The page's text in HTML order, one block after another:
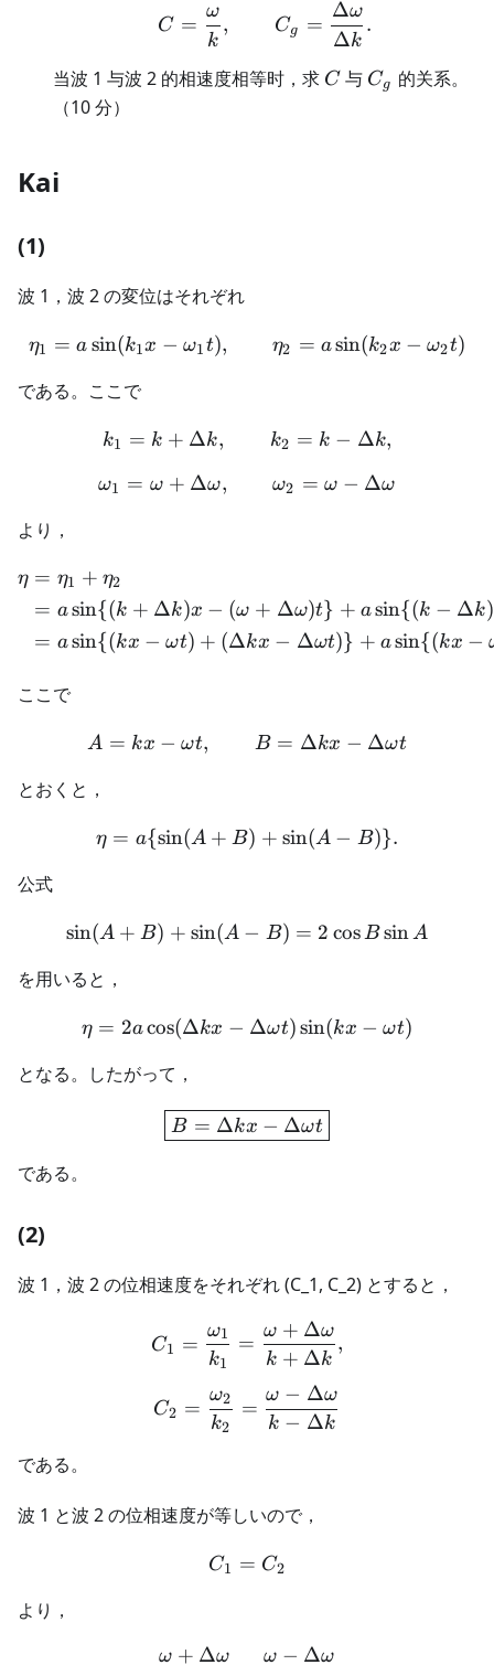
C=\frac\omega
C =
k
ω
, Cg =
Δk
Δω
.
当波 1 与波 2 的相速度相等时，求 C
C 与 C_g
Cg
的关系。
（10 分）
Kai
(1)
波 1，波 2 の変位はそれぞれ
\eta_1=a\sin(k_1x-
η1 = a sin(k1x − ω1t), η2 = asin(k2x − ω2t)
である。ここで
k_1=k+\Delta k,\qquad
k1 = k + Δk, k2 = k − Δk,
ω1 = ω + Δω, ω2 = ω − Δω
より，
η = η1 + η2
= asin{(k + Δk)x − (ω + Δω)t} + asin{(k − Δk)
= asin{(kx − ωt) + (Δkx − Δωt)} + asin{(kx −
ここで
A=kx-\omega t,\qquad
A = kx − ωt, B = Δkx − Δωt
とおくと，
\eta
η = a{sin(A + B) + sin(A − B)}.
公式
\sin(A+B)+\sin(A-
sin(A + B) + sin(A − B) = 2 cosB sinA
を用いると，
\eta=2a\cos(\Delta kx-
η = 2acos(Δkx − Δωt)sin(kx − ωt)
となる。したがって，
\boxed{B=\Delta kx-
B = Δkx − Δωt
である。
(2)
波 1，波 2 の位相速度をそれぞれ (C_1, C_2) とすると，
C1 =
k1
ω1 =
k + Δk
ω + Δω
,
C2 =
k2
ω2 =
k − Δk
ω − Δω
である。
波 1 と波 2 の位相速度が等しいので，
C_1=C_2
C1 = C2
より，
ω + Δω ω − Δω